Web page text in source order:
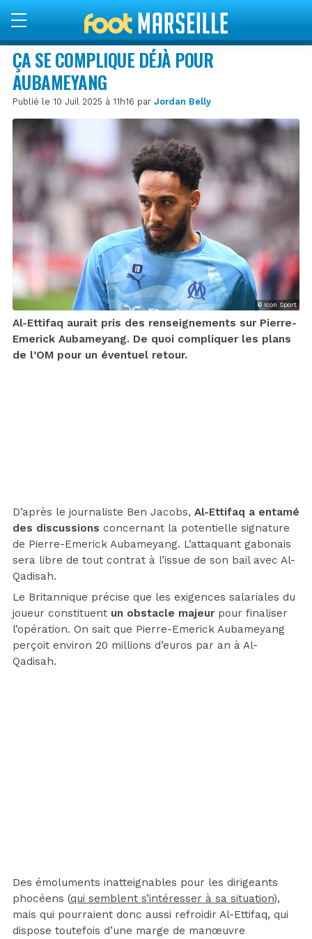
ÇA SE COMPLIQUE DÉJÀ POUR
AUBAMEYANG
Publié le 10 Juil 2025 à 11h16 par Jordan Belly
© Icon Sport
Al-Ettifaq aurait pris des renseignements sur Pierre-
Emerick Aubameyang. De quoi compliquer les plans
de l’OM pour un éventuel retour.
D’après le journaliste Ben Jacobs, Al-Ettifaq a entamé
des discussions concernant la potentielle signature
de Pierre-Emerick Aubameyang. L’attaquant gabonais
sera libre de tout contrat à l’issue de son bail avec Al-
Qadisah.
Le Britannique précise que les exigences salariales du
joueur constituent un obstacle majeur pour finaliser
l’opération. On sait que Pierre-Emerick Aubameyang
perçoit environ 20 millions d’euros par an à Al-
Qadisah.
Des émoluments inatteignables pour les dirigeants
phocéens (qui semblent s’intéresser à sa situation),
mais qui pourraient donc aussi refroidir Al-Ettifaq, qui
dispose toutefois d’une marge de manœuvre